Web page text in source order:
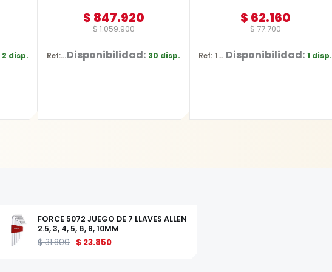
2 disp.
$1.059.900
$ 847.920
Ref: BR10Disponibilidad: 30 disp.
$77.700
$ 62.160
Ref: 1837 Disponibilidad: 1 disp.
FORCE 5072 JUEGO DE 7 LLAVES ALLEN
2.5, 3, 4, 5, 6, 8, 10MM
$31.800 $23.850